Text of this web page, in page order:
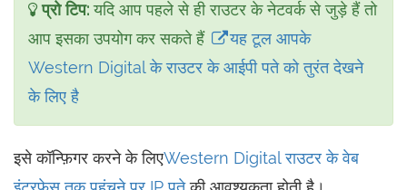
प्रो टिप:यदि आप पहले से ही राउटर के नेटवर्क से जुड़े हैं तो
आप इसका उपयोग कर सकते हैं
यह टूल आपके
Western Digital के राउटर के आईपी पते को तुरंत देखने
के लिए है
इसे कॉन्फ़िगर करने के लिएWestern Digital राउटर के वेब